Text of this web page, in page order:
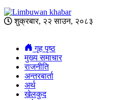
शुक्रबार, २२ साउन, २०८३
गृह पृष्ठ
मुख्य समाचार
राजनीति
अन्तरबार्ता
अर्थ
खेलकुद